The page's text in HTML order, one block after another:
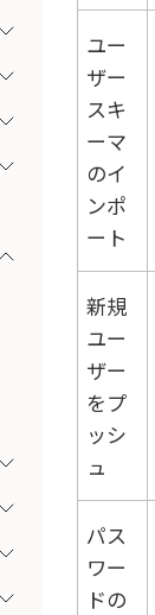
ユー
ザー
スキ
ーマ
のイ
ンポ
ート
新規
ユー
ザー
をプ
ッシ
ュ
パス
ワー
ドの